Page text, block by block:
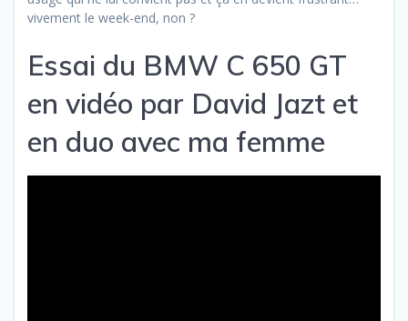
vivement le week-end, non ?
Essai du BMW C 650 GT
en vidéo par David Jazt et
en duo avec ma femme